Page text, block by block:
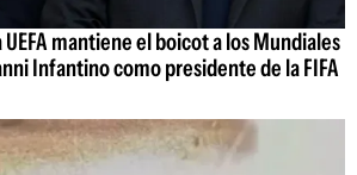
mantiene el boicot a los Mundiales
Infantino como presidente de la FIFA